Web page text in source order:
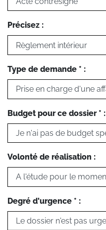
Précisez :
Type de demande * :
Budget pour ce dossier * :
Volonté de réalisation :
Degré d'urgence * :